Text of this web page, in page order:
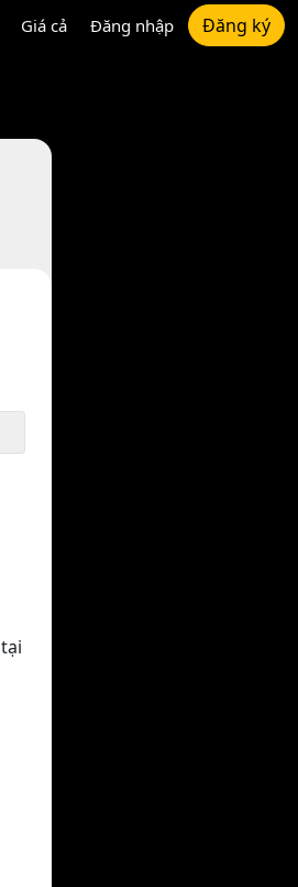
Giá cả Đăng nhập Đăng ký